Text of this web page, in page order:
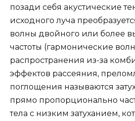
позади себя акустические
исходного луча
волны двойного или более
частоты (гармонические
распространения из-за
эффектов рассеяния,
поглощения называются
прямо пропорционально
тела с низким затуханием,